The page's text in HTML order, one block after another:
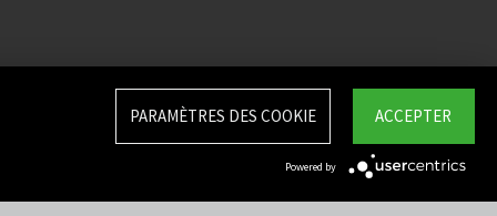
ACCEPTER
PARAMÈTRES DES COOKIE
Powered by